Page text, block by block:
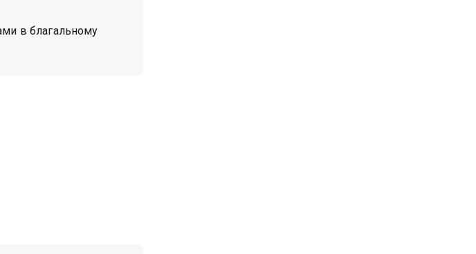
в благальному